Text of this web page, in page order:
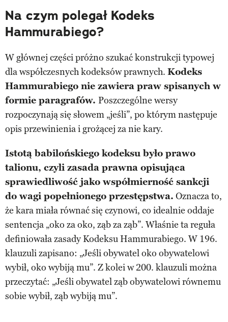
Na czym polegał Kodeks
Hammurabiego?
W głównej części próżno szukać konstrukcji typowej
dla współczesnych kodeksów prawnych. Kodeks
Hammurabiego nie zawiera praw spisanych w
formie paragrafów. Poszczególne wersy
rozpoczynają się słowem „jeśli”, po którym następuje
opis przewinienia i grożącej za nie kary.
Istotą babilońskiego kodeksu było prawo
talionu, czyli zasada prawna opisująca
sprawiedliwość jako współmierność sankcji
do wagi popełnionego przestępstwa. Oznacza to,
że kara miała równać się czynowi, co idealnie oddaje
sentencja „oko za oko, ząb za ząb”. Właśnie ta reguła
definiowała zasady Kodeksu Hammurabiego. W 196.
klauzuli zapisano: „Jeśli obywatel oko obywatelowi
wybił, oko wybiją mu”. Z kolei w 200. klauzuli można
przeczytać: „Jeśli obywatel ząb obywatelowi równemu
sobie wybił, ząb wybiją mu”.